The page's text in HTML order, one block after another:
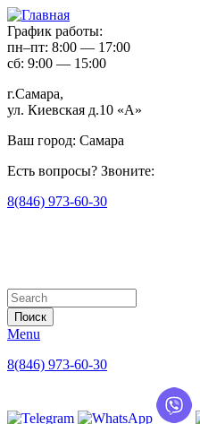
График работы:
пн–пт: 8:00 — 17:00
сб: 9:00 — 15:00
г.Самара,
ул. Киевская д.10 «А»
Ваш город: Самара
Есть вопросы? Звоните:
8(846) 973-60-30
Форма поиска
Menu
8(846) 973-60-30